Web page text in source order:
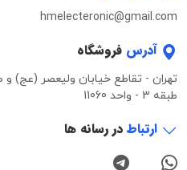
hmelecteronic@gmail.com
آدرس فروشگاه
تهران - تقاطع خیابان ولیعصر (عج) و
طبقه 3 - واحد 11060
ارتباطدر رسانه ها